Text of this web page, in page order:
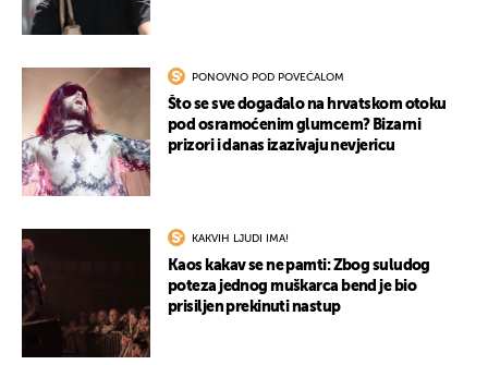
PONOVNO POD POVEĆALOM
Što se sve događalo na hrvatskom otoku
pod osramoćenim glumcem? Bizarni
prizori i danas izazivaju nevjericu
KAKVIH LJUDI IMA!
Kaos kakav se ne pamti: Zbog suludog
poteza jednog muškarca bend je bio
prisiljen prekinuti nastup